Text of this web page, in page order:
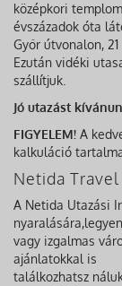
középkori
évszázadok óta
Győr útvonalon,
Ezután vidéki
szállítjuk.
Jó utazást
FIGYELEM! A
kalkuláció
Netida
A Netida Utazási
vagy izgalmas
ajánlatokkal is
találkozhatsz